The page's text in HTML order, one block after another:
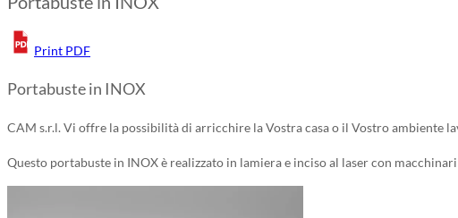
Print PDF
Portabuste in INOX
CAM s.r.l. Vi offre la possibilità di arricchire la Vostra casa o il Vostro ambiente
Questo portabuste in INOX è realizzato in lamiera e inciso al laser con